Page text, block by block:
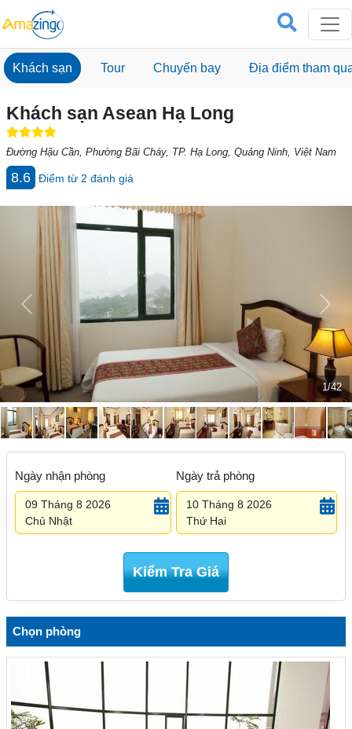
Khách sạn Tour Chuyến bay Địa điểm tham
Khách sạn Asean Hạ Long
Đường Hậu Cần, Phường Bãi Cháy, TP. Hạ Long, Quảng Ninh, Việt Nam
8.6 Điểm từ 2 đánh giá
1/42
Previous Next
Ngày nhận phòng
09 Tháng 8 2026
Chủ Nhật
Ngày trả phòng
10 Tháng 8 2026
Thứ Hai
Kiểm Tra Giá
Chọn phòng